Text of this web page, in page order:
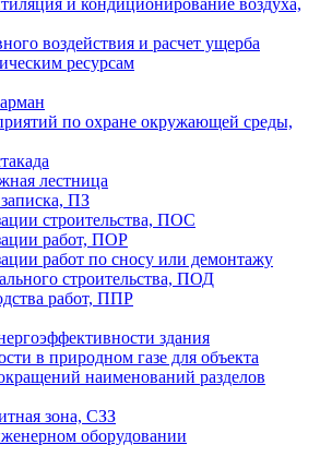
и кондиционирование воздуха,
воздействия и расчет ущерба
ресурсам
по охране окружающей среды,
лестница
ПЗ
строительства, ПОС
работ, ПОР
работ по сносу или демонтажу
строительства, ПОД
работ, ППР
здания
в природном газе для объекта
наименований разделов
зона, СЗЗ
оборудовании